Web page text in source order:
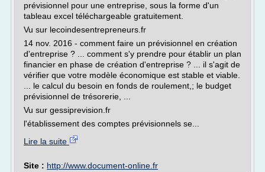
prévisionnel pour une entreprise, sous la forme d'un
tableau excel téléchargeable gratuitement.
Vu sur lecoindesentrepreneurs.fr
14 nov. 2016 - comment faire un prévisionnel en création
d'entreprise ? ... comment s'y prendre pour établir un plan
financier en phase de création d'entreprise ? ... il s'agit de
vérifier que votre modèle économique est stable et viable.
... le calcul du besoin en fonds de roulement,; le budget
prévisionnel de trésorerie, ...
Vu sur gessiprevision.fr
l'établissement des comptes prévisionnels se...
Lire la suite
Site : http://www.document-online.fr